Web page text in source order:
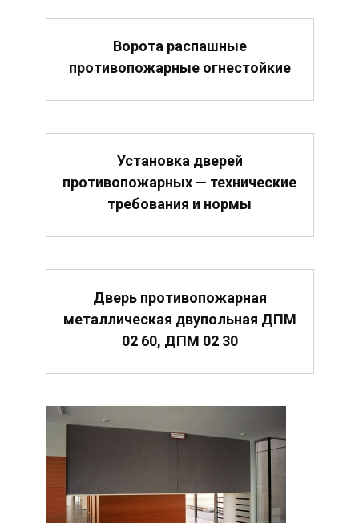
Ворота распашные
противопожарные огнестойкие
Установка дверей
противопожарных — технические
требования и нормы
Дверь противопожарная
металлическая двупольная ДПМ
02 60, ДПМ 02 30